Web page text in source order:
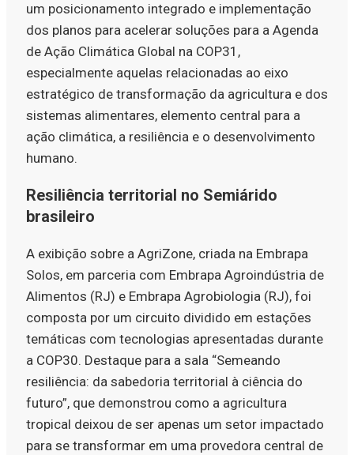
um posicionamento integrado e implementação
dos planos para acelerar soluções para a Agenda
de Ação Climática Global na COP31,
especialmente aquelas relacionadas ao eixo
estratégico de transformação da agricultura e dos
sistemas alimentares, elemento central para a
ação climática, a resiliência e o desenvolvimento
humano.
Resiliência territorial no Semiárido
brasileiro
A exibição sobre a AgriZone, criada na Embrapa
Solos, em parceria com Embrapa Agroindústria de
Alimentos (RJ) e Embrapa Agrobiologia (RJ), foi
composta por um circuito dividido em estações
temáticas com tecnologias apresentadas durante
a COP30. Destaque para a sala “Semeando
resiliência: da sabedoria territorial à ciência do
futuro”, que demonstrou como a agricultura
tropical deixou de ser apenas um setor impactado
para se transformar em uma provedora central de